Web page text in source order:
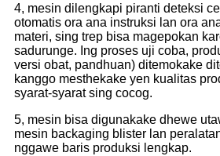
4, mesin dilengkapi piranti deteksi
otomatis ora ana instruksi lan ora
materi, sing trep bisa magepokan
sadurunge. Ing proses uji coba,
versi obat, pandhuan) ditemokake
kanggo mesthekake yen kualitas
syarat-syarat sing cocog.
5, mesin bisa digunakake dhewe
mesin backaging blister lan
nggawe baris produksi lengkap.